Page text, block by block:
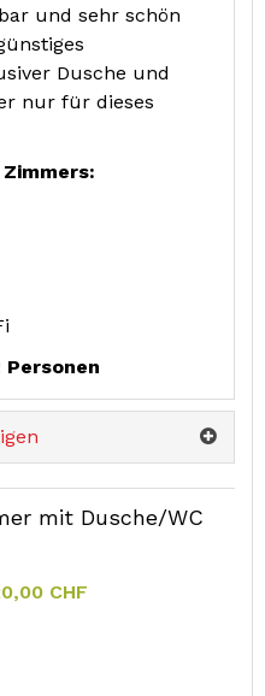
und sehr schön
Dusche und
nur für dieses
Personen
mit Dusche/WC
CHF